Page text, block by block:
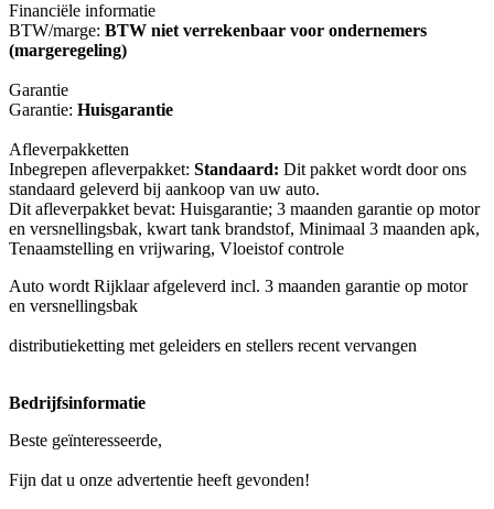
Financiële informatie
BTW/marge: BTW niet verrekenbaar voor ondernemers
(margeregeling)
Garantie
Garantie: Huisgarantie
Afleverpakketten
Inbegrepen afleverpakket: Standaard: Dit pakket wordt door ons
standaard geleverd bij aankoop van uw auto.
Dit afleverpakket bevat: Huisgarantie; 3 maanden garantie op motor
en versnellingsbak, kwart tank brandstof, Minimaal 3 maanden apk,
Tenaamstelling en vrijwaring, Vloeistof controle
Auto wordt Rijklaar afgeleverd incl. 3 maanden garantie op motor
en versnellingsbak
distributieketting met geleiders en stellers recent vervangen
Bedrijfsinformatie
Beste geïnteresseerde,
Fijn dat u onze advertentie heeft gevonden!